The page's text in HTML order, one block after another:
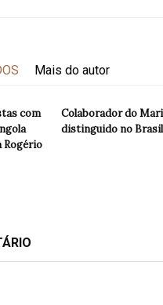
Mais do autor
com
Rogério
Colaborador do
distinguido no Brasil